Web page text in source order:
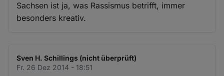
Sachsen ist ja, was Rassismus betrifft, immer
besonders kreativ.
Sven H. Schillings (nicht überprüft)
Fr. 26 Dez 2014 - 18:51